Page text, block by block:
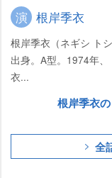
演 根岸季衣
根岸季衣（ネギシ ト
出身。A型。1974年
衣...
根岸季衣
全